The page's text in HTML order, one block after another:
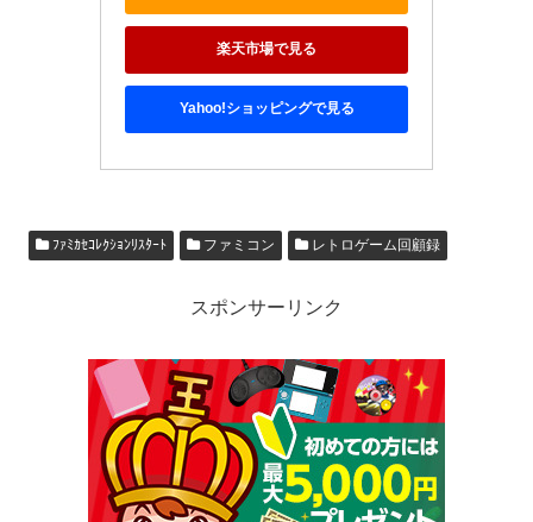
楽天市場で見る
Yahoo!ショッピングで見る
ﾌｧﾐｶｾｺﾚｸｼｮﾝﾘｽﾀｰﾄ ファミコン レトロゲーム回顧録
スポンサーリンク